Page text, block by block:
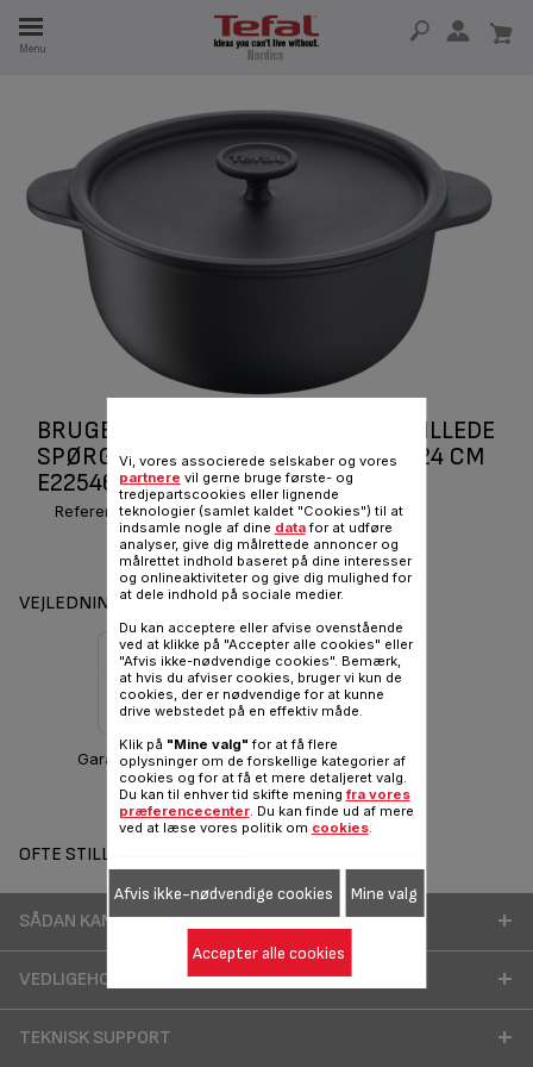
Menu
BRUGERVEJLEDNINGER OG OFTE STILLEDE
SPØRGSMÅL TRADITION STEWPOT 24 CM
E2254604
Reference :E2254604
VEJLEDNINGER OG GARANTI
Garantioplysninger
OFTE STILLEDE SPØRGSMÅL
SÅDAN KAN DU BEDRE BRUGE DIT PRODUKT
VEDLIGEHOLDELSE OG RENGØRING
TEKNISK SUPPORT
Vi, vores associerede selskaber og vores
partnere vil gerne bruge første- og
tredjepartscookies eller lignende
teknologier (samlet kaldet "Cookies") til at
indsamle nogle af dine datafor at udføre
analyser, give dig målrettede annoncer og
målrettet indhold baseret på dine interesser
og onlineaktiviteter og give dig mulighed for
at dele indhold på sociale medier.
Du kan acceptere eller afvise ovenstående
ved at klikke på "Accepter alle cookies" eller
"Afvis ikke-nødvendige cookies". Bemærk,
at hvis du afviser cookies, bruger vi kun de
cookies, der er nødvendige for at kunne
drive webstedet på en effektiv måde.
Klik på "Mine valg" for at få flere
oplysninger om de forskellige kategorier af
cookies og for at få et mere detaljeret valg.
Du kan til enhver tid skifte mening fra vores
præferencecenter. Du kan finde ud af mere
ved at læse vores politik om cookies.
Afvis ikke-nødvendige cookies Mine valg
Accepter alle cookies